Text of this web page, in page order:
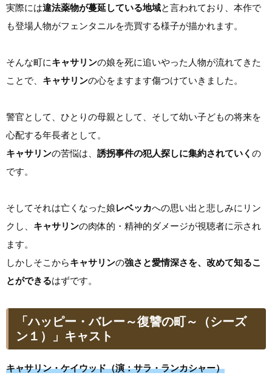
実際には違法薬物が蔓延している地域と言われており、本作で
も登場人物がフェンタニルを売買する様子が描かれます。
そんな町にキャサリンの娘を死に追いやった人物が流れてきた
ことで、 キャサリンの心をますます傷つけていきました。
警官として、ひとりの母親として、そして幼い子どもの将来を
心配する年長者として。
キャサリンの苦悩は、 誘拐事件の犯人探しに集約されていく の
です。
そしてそれは亡くなった娘レベッカへの思い出と悲しみにリン
クし、 キャサリンの肉体的・精神的ダメージが視聴者に示され
ます。
しかしそこからキャサリンの強さと愛情深さを、改めて知るこ
とができるはずです。
「ハッピー・バレー～復讐の町～（シーズ
ン１）」キャスト
キャサリン・ケイウッド（演：サラ・ランカシャー）